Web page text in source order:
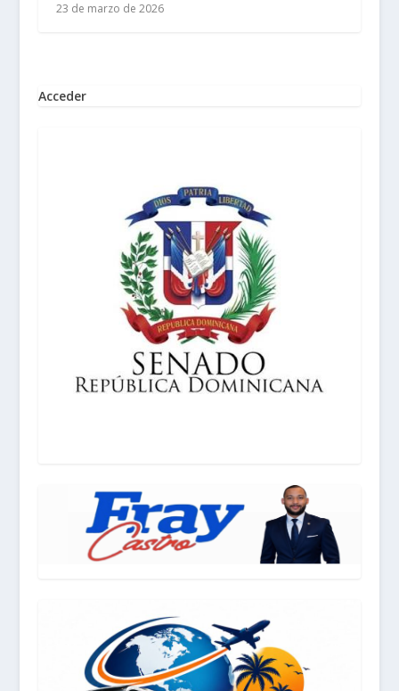
23 de marzo de 2026
Acceder